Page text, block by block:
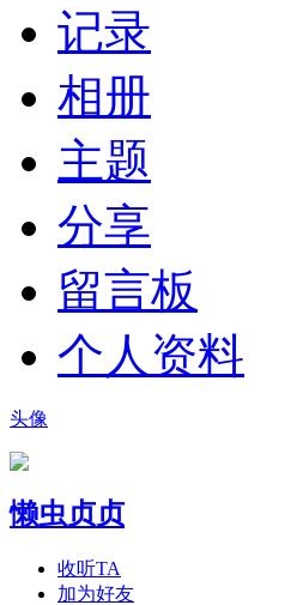
记录
相册
主题
分享
留言板
个人资料
头像
懒虫贞贞
收听TA
加为好友